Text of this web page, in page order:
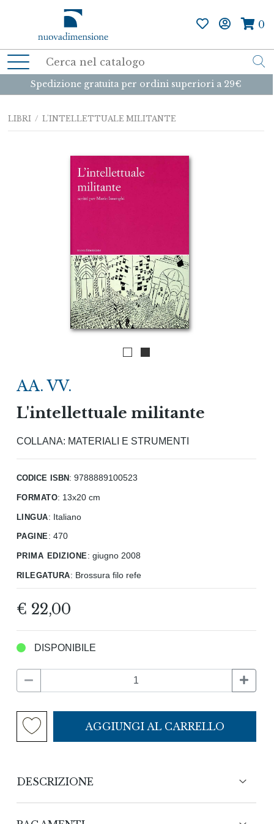
0
Spedizione gratuita per ordini superiori a 29€
LIBRI / L'INTELLETTUALE MILITANTE
AA. VV.
L'intellettuale militante
COLLANA: MATERIALI E STRUMENTI
codice isbn: 9788889100523
formato: 13x20 cm
lingua: Italiano
pagine: 470
prima edizione: giugno 2008
rilegatura: Brossura filo refe
€ 22,00
DISPONIBILE
AGGIUNGI AL CARRELLO
DESCRIZIONE